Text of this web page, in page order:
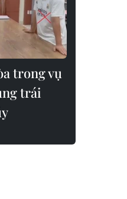
trong vụ
trái